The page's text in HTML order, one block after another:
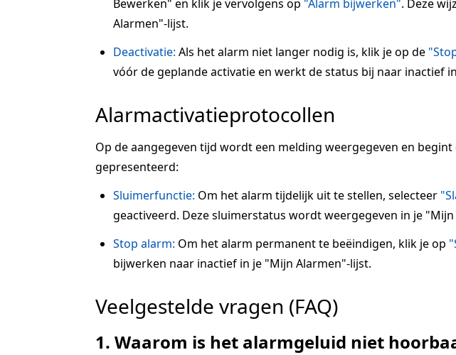
Bewerken" en klik je vervolgens op "Alarm bijwerken". Deze
Alarmen"-lijst.
Deactivatie: Als het alarm niet langer nodig is, klik je op de
vóór de geplande activatie en werkt de status bij naar inactief
Alarmactivatieprotocollen
Op de aangegeven tijd wordt een melding weergegeven en
gepresenteerd:
Sluimerfunctie: Om het alarm tijdelijk uit te stellen, selecteer
geactiveerd. Deze sluimerstatus wordt weergegeven in je
Stop alarm: Om het alarm permanent te beëindigen, klik je op
bijwerken naar inactief in je "Mijn Alarmen"-lijst.
Veelgestelde vragen (FAQ)
1. Waarom is het alarmgeluid niet